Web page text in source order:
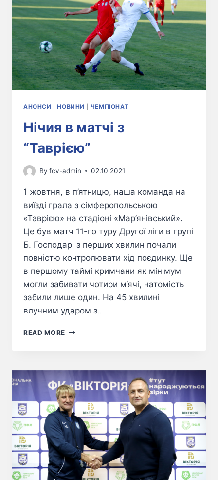
АНОНСИ |НОВИНИ ЧЕМПІОНАТ
Нічия в матчі з
“Таврією”
By fcv-admin 02.10.2021
1 жовтня, в п’ятницю, наша команда на
виїзді грала з сімферопольською
«Таврією» на стадіоні «Мар’янівський».
Це був матч 11-го туру Другої ліги в групі
Б. Господарі з перших хвилин почали
повністю контролювати хід поєдинку. Ще
в першому таймі кримчани як мінімум
могли забивати чотири м’ячі, натомість
забили лише один. На 45 хвилині
влучним ударом з…
READ MORE